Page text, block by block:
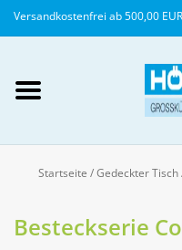
Versandkostenfrei ab 500,00
anlegen
Startseite /Gedeckter Tisch
Besteckserie